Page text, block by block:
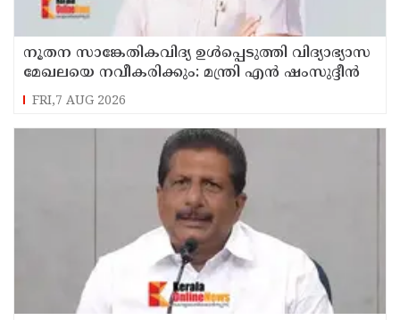
നൂതന സാങ്കേതികവിദ്യ ഉള്‍പ്പെടുത്തി വിദ്യാഭ്യാസ
മേഖലയെ നവീകരിക്കും: മന്ത്രി എന്‍ ഷംസുദ്ദീന്‍
FRI,7 AUG 2026